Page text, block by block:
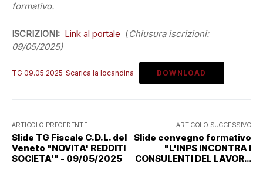
formativo.
ISCRIZIONI: Link al portale (Chiusura iscrizioni:
09/05/2025)
TG 09.05.2025_Scarica la locandina DOWNLOAD
ARTICOLO PRECEDENTE
Slide TG Fiscale C.D.L. del
Veneto "NOVITA' REDDITI
SOCIETA'" - 09/05/2025
ARTICOLO SUCCESSIVO
Slide convegno formativo
"L'INPS INCONTRA I
CONSULENTI DEL LAVORO